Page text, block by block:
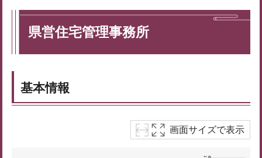
県営住宅管理事務所
基本情報
画面サイズで表示